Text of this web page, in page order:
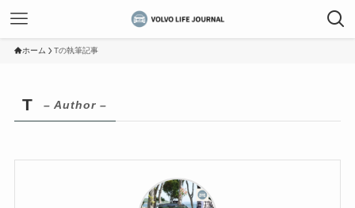
ホーム Tの執筆記事
T – Author –